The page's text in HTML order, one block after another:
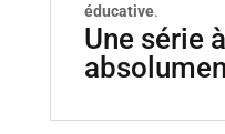
éducative.
Une série